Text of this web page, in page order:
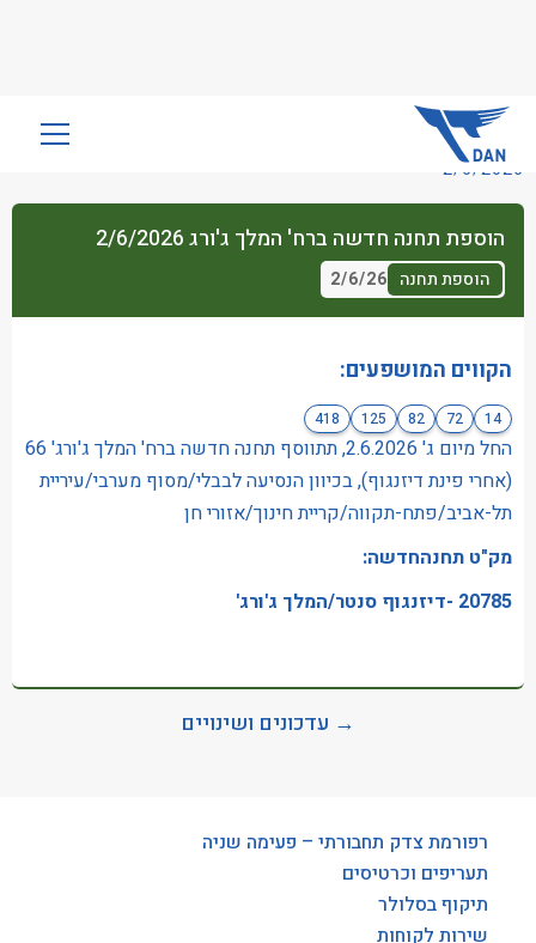
שִׂים
בְּאֲתָר
זֶה
מֻפְעֶלֶת
מַעֲרֶכֶת
נָגִישׁ
הַמְּסַיַּעַת
לִנְגִישׁוּת
הָאֲתָר.
2/6/2026
הוספת תחנה חדשה ברח' המלך ג'ורג 2/6/2026
הוספת תחנה 2/6/26
הקווים המושפעים:
14
72
82
125
418
החל מיום ג' 2.6.2026, תתווסף תחנה חדשה ברח' המלך ג'ורג' 66
(אחרי פינת דיזנגוף), בכיוון הנסיעה לבבלי/מסוף מערבי/עיריית
תל-אביב/פתח-תקווה/קריית חינוך/אזורי חן
מק"ט תחנהחדשה:
20785 -דיזנגוף סנטר/המלך ג'ורג'
→ עדכונים ושינויים
רפורמת צדק תחבורתי – פעימה שניה
תעריפים וכרטיסים
תיקוף בסלולר
שירות לקוחות